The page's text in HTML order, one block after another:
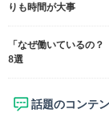
りも時間が大事
「なぜ働いているの
8選
話題のコンテ